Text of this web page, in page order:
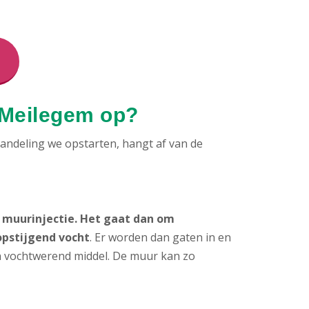
op?
we opstarten, hangt af van de
Het gaat dan om
vocht. Er worden dan gaten in en
middel. De muur kan zo